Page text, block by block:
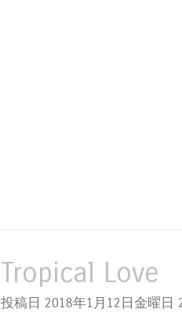
Tropical Love
投稿日 2018年1月12日金曜日